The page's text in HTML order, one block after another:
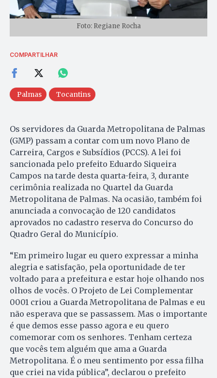
Foto: Regiane Rocha
COMPARTILHAR
Palmas Tocantins
Os servidores da Guarda Metropolitana de Palmas
(GMP) passam a contar com um novo Plano de
Carreira, Cargos e Subsídios (PCCS). A lei foi
sancionada pelo prefeito Eduardo Siqueira
Campos na tarde desta quarta-feira, 3, durante
cerimônia realizada no Quartel da Guarda
Metropolitana de Palmas. Na ocasião, também foi
anunciada a convocação de 120 candidatos
aprovados no cadastro reserva do Concurso do
Quadro Geral do Município.
“Em primeiro lugar eu quero expressar a minha
alegria e satisfação, pela oportunidade de ter
voltado para a prefeitura e estar hoje olhando nos
olhos de vocês. O Projeto de Lei Complementar
0001 criou a Guarda Metropolitana de Palmas e eu
não esperava que se passassem. Mas o importante
é que demos esse passo agora e eu quero
comemorar com os senhores. Tenham certeza
que vocês tem alguém que ama a Guarda
Metropolitana. É o meu sentimento por essa filha
que criei na vida pública”, declarou o prefeito